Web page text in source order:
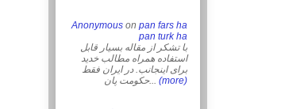
Anonymous on pan fars ha
pan turk ha
با تشکر از مقاله بسیار قابل
استفاده همراه مطالب خدید
برای اینجانب. در ایران فقط
حکومت پان... (more)